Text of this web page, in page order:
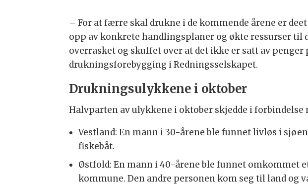
– For at færre skal drukne i de kommende årene er
opp av konkrete handlingsplaner og økte ressurser til
overrasket og skuffet over at det ikke er satt av
drukningsforebygging i Redningsselskapet.
Drukningsulykkene i oktober
Halvparten av ulykkene i oktober skjedde i forbindelse
Vestland: En mann i 30-årene ble funnet livløs i
fiskebåt.
Østfold: En mann i 40-årene ble funnet omkommet
kommune. Den andre personen kom seg til land og